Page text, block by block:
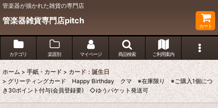
管楽器が描かれた雑貨の専門店
管楽器雑貨専門店pitch
カート
カテゴリ 楽器別 マイページ 商品検索 ご利用案内
ホーム > 手紙・カード > カード：誕生日
> グリーティングカード Happy Birthday クマ ※在庫限り ※ご購入1個につ
き30ポイント付与(会員登録要) ◇ゆうパケット発送可